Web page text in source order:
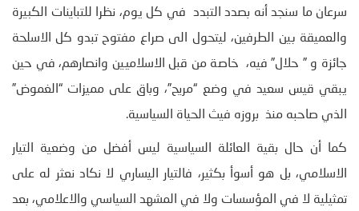
سرعان ما سنجد أنه بصدد التبدد في كل يوم، نظرا للتباينات الكبيرة
والعميقة بين الطرفين، ليتحول الى صراع مفتوح تبدو كل الاسلحة
جائزة و ” حلال” فيه، خاصة من قبل الاسلاميين وانصارهم، في حين
يبقي قيس سعيد في وضع “مريح”، وباق على مميزات “الغموض”
الذي صاحبه منذ بروزه فيث الحياة السياسية.
كما أن حال بقية العائلة السياسية ليس أفضل من وضعية التيار
الاسلامي، بل هو أسوأ بكثير، فالتيار اليساري لا نكاد نعثر له على
تمثيلية لا في المؤسسات ولا في المشهد السياسي والاعلامي، بعد